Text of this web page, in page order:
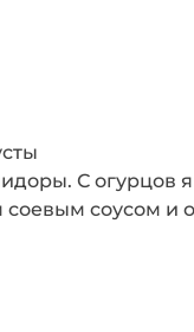
С огурцов
соусом и